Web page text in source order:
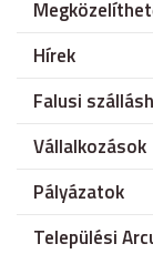
Hírek
Falusi
Vállalkozások
Pályázatok
Települési